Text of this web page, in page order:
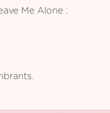
Me Alone :